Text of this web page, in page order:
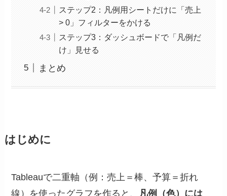
ステップ2：凡例用シートだけに「売上
> 0」フィルターをかける
ステップ3：ダッシュボードで「凡例だ
け」見せる
まとめ
はじめに
Tableauで二重軸（例：売上＝棒、予算＝折れ
線）を使ったグラフを作ると、 凡例（色）には